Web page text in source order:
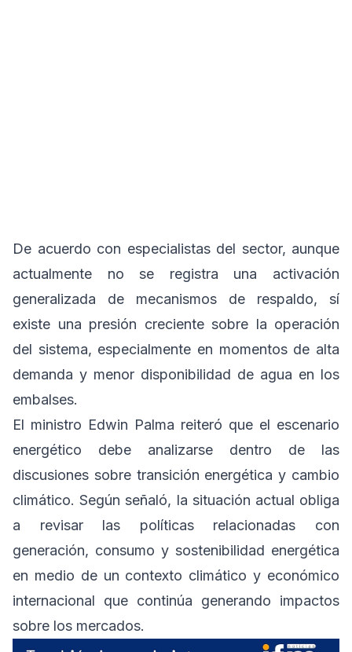
De acuerdo con especialistas del sector, aunque
actualmente no se registra una activación
generalizada de mecanismos de respaldo, sí
existe una presión creciente sobre la operación
del sistema, especialmente en momentos de alta
demanda y menor disponibilidad de agua en los
embalses.
El ministro Edwin Palma reiteró que el escenario
energético debe analizarse dentro de las
discusiones sobre transición energética y cambio
climático. Según señaló, la situación actual obliga
a revisar las políticas relacionadas con
generación, consumo y sostenibilidad energética
en medio de un contexto climático y económico
internacional que continúa generando impactos
sobre los mercados.